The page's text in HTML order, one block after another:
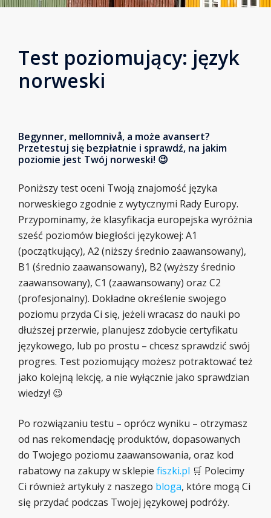
Test poziomujący: język
norweski
Begynner, mellomnivå, a może avansert?
Przetestuj się bezpłatnie i sprawdź, na jakim
poziomie jest Twój norweski! 😉
Poniższy test oceni Twoją znajomość języka
norweskiego zgodnie z wytycznymi Rady Europy.
Przypominamy, że klasyfikacja europejska wyróżnia
sześć poziomów biegłości językowej: A1
(początkujący), A2 (niższy średnio zaawansowany),
B1 (średnio zaawansowany), B2 (wyższy średnio
zaawansowany), C1 (zaawansowany) oraz C2
(profesjonalny). Dokładne określenie swojego
poziomu przyda Ci się, jeżeli wracasz do nauki po
dłuższej przerwie, planujesz zdobycie certyfikatu
językowego, lub po prostu – chcesz sprawdzić swój
progres. Test poziomujący możesz potraktować też
jako kolejną lekcję, a nie wyłącznie jako sprawdzian
wiedzy! 😉
Po rozwiązaniu testu – oprócz wyniku – otrzymasz
od nas rekomendację produktów, dopasowanych
do Twojego poziomu zaawansowania, oraz kod
rabatowy na zakupy w sklepie fiszki.pl 🛒 Polecimy
Ci również artykuły z naszego bloga, które mogą Ci
się przydać podczas Twojej językowej podróży.